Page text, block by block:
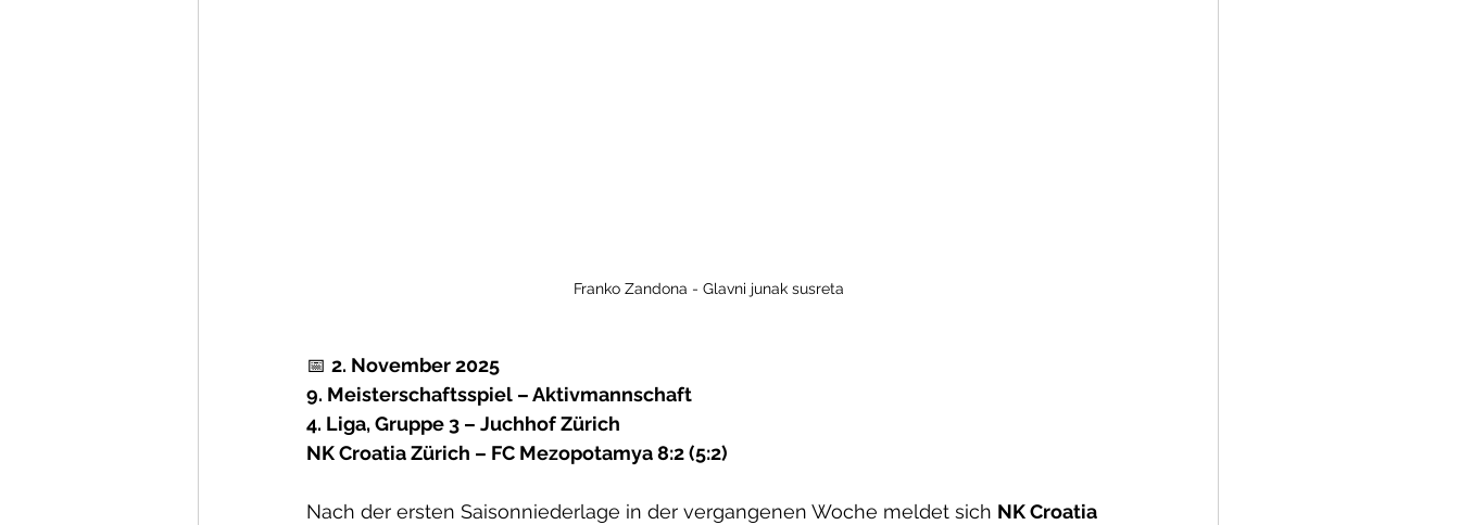
Franko Zandona - Glavni junak susreta
📅 2. November 2025
9. Meisterschaftsspiel – Aktivmannschaft
4. Liga, Gruppe 3 – Juchhof Zürich
NK Croatia Zürich – FC Mezopotamya 8:2 (5:2)
Nach der ersten Saisonniederlage in der vergangenen Woche meldet sich NK Croatia